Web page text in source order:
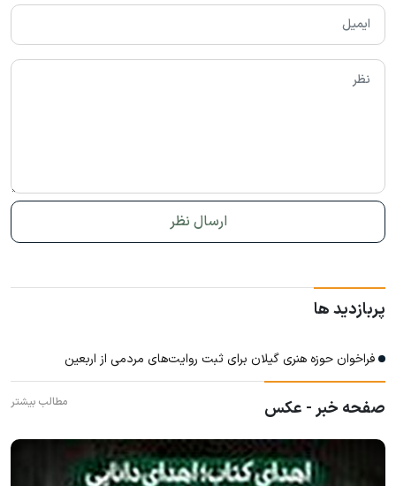
پربازدید ها
فراخوان حوزه هنری گیلان برای ثبت روایت‌های مردمی از اربعین
صفحه خبر - عکس مطالب بیشتر